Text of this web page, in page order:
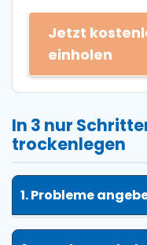
Jetzt
einholen
In 3 nur
trockenlegen
1. Probleme